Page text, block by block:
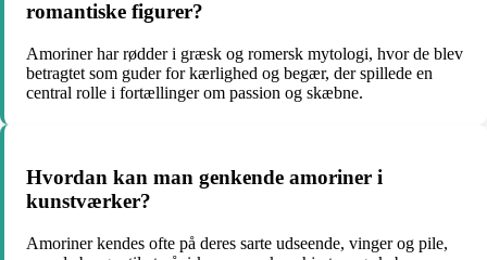
romantiske figurer?
Amoriner har rødder i græsk og romersk mytologi, hvor de blev
betragtet som guder for kærlighed og begær, der spillede en
central rolle i fortællinger om passion og skæbne.
Hvordan kan man genkende amoriner i
kunstværker?
Amoriner kendes ofte på deres sarte udseende, vinger og pile,